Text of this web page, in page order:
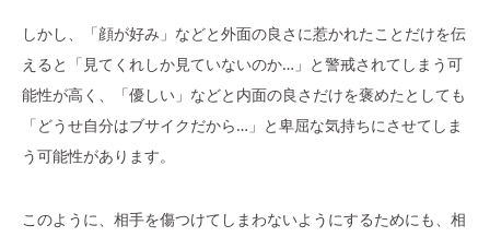
しかし、「顔が好み」などと外面の良さに惹かれたことだけを伝
えると「見てくれしか見ていないのか…」と警戒されてしまう可
能性が高く、「優しい」などと内面の良さだけを褒めたとしても
「どうせ自分はブサイクだから…」と卑屈な気持ちにさせてしま
う可能性があります。
このように、相手を傷つけてしまわないようにするためにも、相